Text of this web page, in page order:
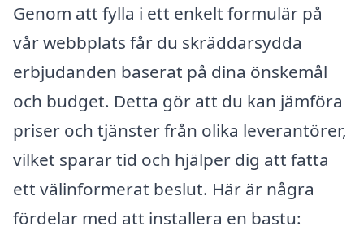
Genom att fylla i ett enkelt formulär på
vår webbplats får du skräddarsydda
erbjudanden baserat på dina önskemål
och budget. Detta gör att du kan jämföra
priser och tjänster från olika leverantörer,
vilket sparar tid och hjälper dig att fatta
ett välinformerat beslut. Här är några
fördelar med att installera en bastu: